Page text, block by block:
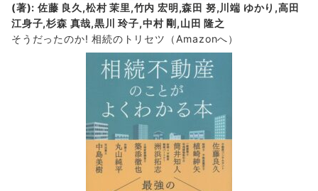
(著): 佐藤 良久,松村 茉里,竹内 宏明,森田 努,川端 ゆかり,高田
江身子,杉森 真哉,黒川 玲子,中村 剛,山田 隆之
そうだったのか! 相続のトリセツ
（Amazonへ）